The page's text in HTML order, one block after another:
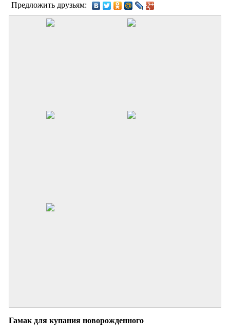
Предложить друзьям:
Гамак для купания новорожденного